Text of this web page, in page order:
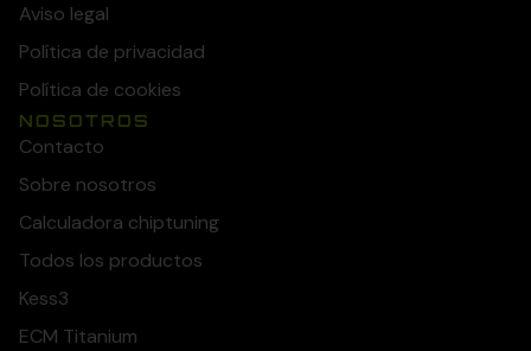
Aviso legal
Política de privacidad
Política de cookies
NOSOTROS
Contacto
Sobre nosotros
Calculadora chiptuning
Todos los productos
Kess3
ECM Titanium